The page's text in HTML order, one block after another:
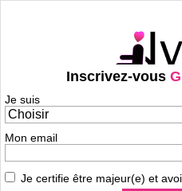
Inscrivez-vous
Je suis
Mon email
Je certifie être majeur(e) et